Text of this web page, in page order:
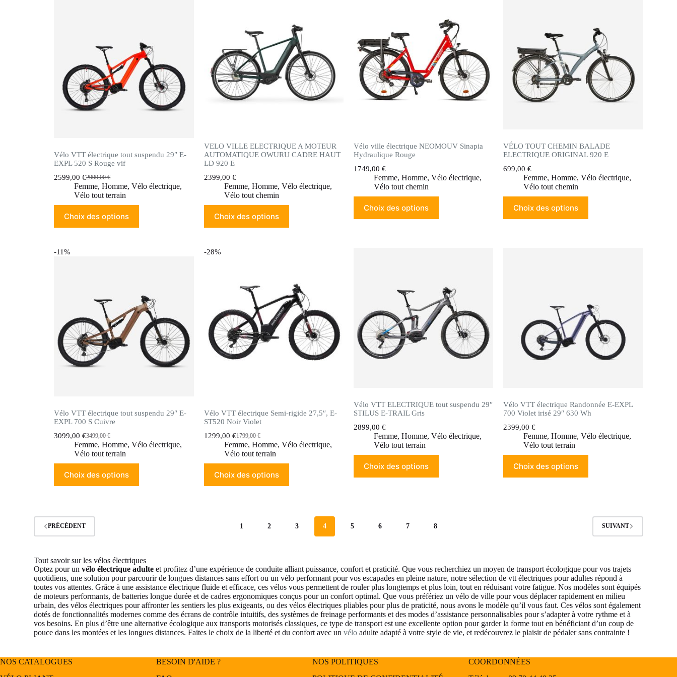
Vélo VTT électrique tout suspendu 29″ E-
EXPL 520 S Rouge vif
2999,00€
2599,00€
Femme,Homme,Vélo électrique,
Vélo tout terrain
Choix des options
VELO VILLE ELECTRIQUE A MOTEUR
AUTOMATIQUE OWURU CADRE HAUT
LD 920 E
2399,00 €
Femme, Homme, Vélo électrique,
Vélo tout chemin
Choix des options
Vélo ville électrique NEOMOUV Sinapia
Hydraulique Rouge
1749,00 €
Femme, Homme, Vélo électrique,
Vélo tout chemin
Choix des options
VÉLO TOUT CHEMIN BALADE
ELECTRIQUE ORIGINAL 920 E
699,00€
Femme,Homme,Vélo électrique,
Vélo tout chemin
Choix des options
-11%
Vélo VTT électrique tout suspendu 29″ E-
EXPL 700 S Cuivre
3499,00€
3099,00€
Femme,Homme,Vélo électrique,
Vélo tout terrain
Choix des options
-28%
Vélo VTT électrique Semi-rigide 27,5″, E-
ST520 Noir Violet
1799,00€
1299,00 €
Femme, Homme, Vélo électrique,
Vélo tout terrain
Choix des options
Vélo VTT ELECTRIQUE tout suspendu 29″
STILUS E-TRAIL Gris
2899,00 €
Femme, Homme, Vélo électrique,
Vélo tout terrain
Choix des options
Vélo VTT électrique Randonnée E-EXPL
700 Violet irisé 29″ 630 Wh
2399,00€
Femme,Homme,Vélo électrique,
Vélo tout terrain
Choix des options
PRÉCÉDENT 1 2 3 4 5 6 7 8 SUIVANT
Tout savoir sur les vélos électriques
Optez pour unvélo électrique adulte et profitez d’une expérience de conduite alliant puissance, confort et praticité. Que vous recherchiez un moyen de transport écologique pour vos trajets
quotidiens, une solution pour parcourir de longues distances sans effort ou un vélo performant pour vos escapades en pleine nature, notre sélection de vtt électriques pour adultes répond à
toutes vos attentes. Grâce à une assistance électrique fluide et efficace, ces vélos vous permettent de rouler plus longtemps et plus loin, tout en réduisant votre fatigue. Nos modèles sont équipés
de moteurs performants, de batteries longue durée et de cadres ergonomiques conçus pour un confort optimal. Que vous préfériez un vélo de ville pour vous déplacer rapidement en milieu
urbain, des vélos électriques pour affronter les sentiers les plus exigeants, ou des vélos électriques pliables pour plus de praticité, nous avons le modèle qu’il vous faut. Ces vélos sont également
dotés de fonctionnalités modernes comme des écrans de contrôle intuitifs, des systèmes de freinage performants et des modes d’assistance personnalisables pour s’adapter à votre rythme et à
vos besoins. En plus d’être une alternative écologique aux transports motorisés classiques, ce type de transport est une excellente option pour garder la forme tout en bénéficiant d’un coup de
pouce dans les montées et les longues distances. Faites le choix de la liberté et du confort avec unvéloadulte adapté à votre style de vie, et redécouvrez le plaisir de pédaler sans contrainte !
NOS CATALOGUES
BESOIN D'AIDE ?
NOS POLITIQUES
COORDONNÉES